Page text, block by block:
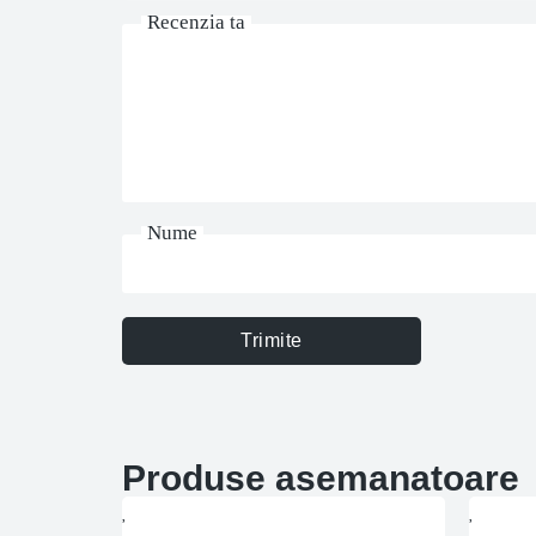
Recenzia ta
Nume
Trimite
Produse asemanatoare